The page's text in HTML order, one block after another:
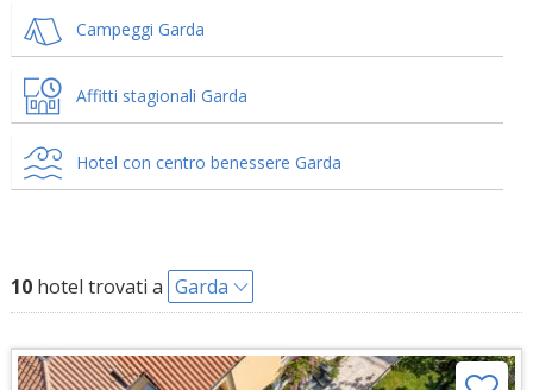
Campeggi Garda
Affitti stagionali Garda
Hotel con centro benessere Garda
10hotel trovati a Garda